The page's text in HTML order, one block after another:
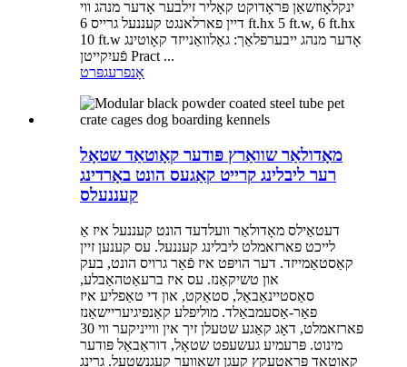
ינקלאָוזשאַן פּראָדוקט קאָליר זילבער אָדער מנהג ווי
דיין פארלאנגט קעננעל גרייס 6 ft.hx 5 ft.w, 6 ft.hx
10 ft.w אָדער מנהג ייבערפלאַך: גאַלוואַנייזד קאָוטינג
פֿעיִקייטן Pract ...
אָנפרעגפּרט
מאָדולאַר שוואַרץ פּודער קאָוטאַד שטאָל
רער ליבלינג קרייט קאַגעס הונט באָרדינג
קעננעלס
דעטאַילס מאָדולאַר וועלדעד הונט קעננעל איז אַ
לייכט פארזאמלט ליבלינג קעננעל. עס קענען זיין
קאַסטאַמייזד. דער הויפּט איז פֿאַר גרויס הונט, בעק
און טשיקאַנז. עס איז ברעאַטהאַבלע,
סאַסטיינאַבאַל, סטאַקט, און די טאַפליע איז
פאַר-אַסעמבאַלד. מוליפלע קאַנפיגיעריישאַנז
פארזאמלט, דאָג קאַגע שטעלן זיך אין ווייניקער ווי 30
מינוט. פּרעמיע געשעפט שטאָל, דוראַבאַל פּודער
קאָוטאַד פּראַטעקץ קעגן זשאַווער קעגנשטעל. גרינג